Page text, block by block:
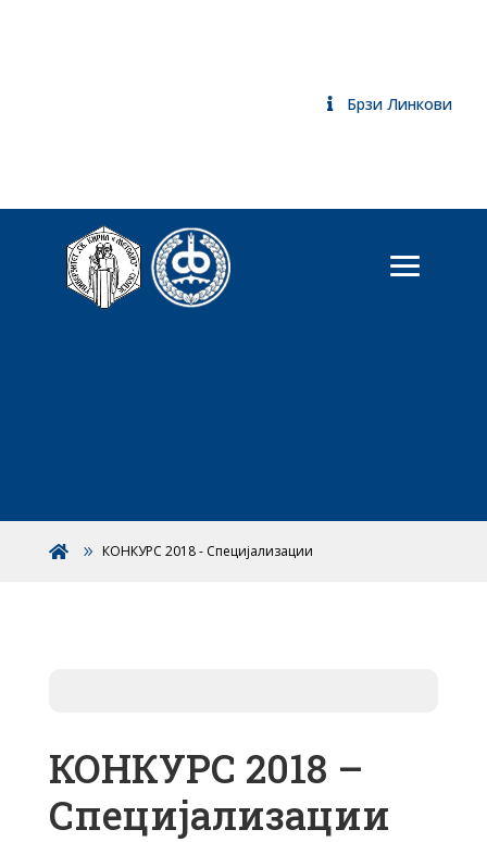
Брзи Линкови
 КОНКУРС 2018 - Специјализации
КОНКУРС 2018 –
Специјализации